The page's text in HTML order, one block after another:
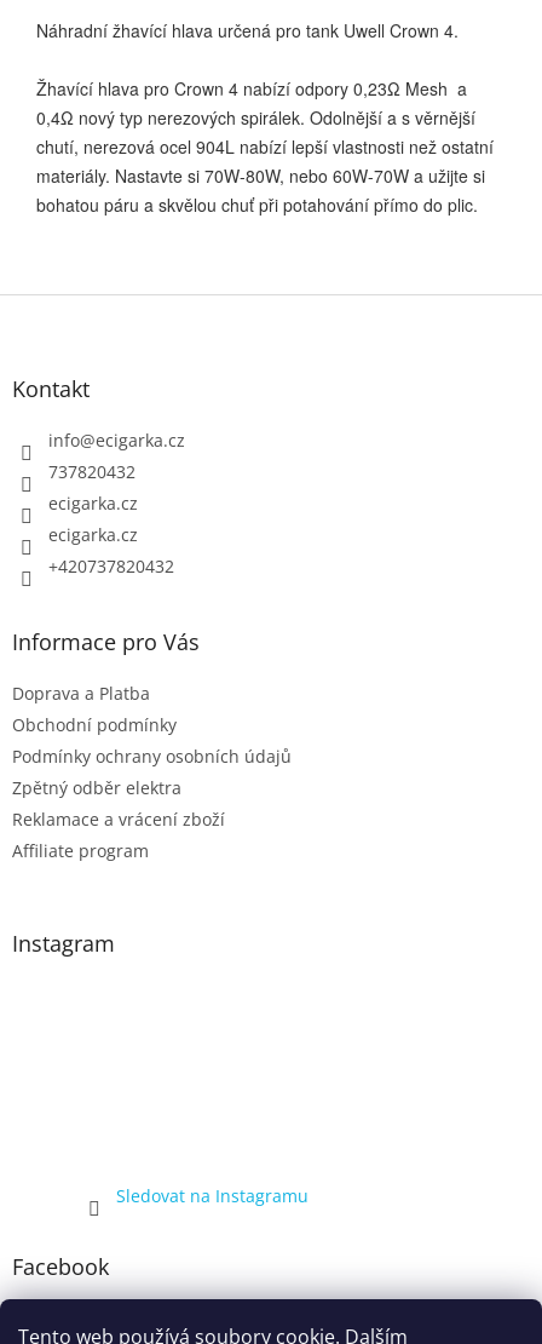
Tento web používá soubory cookie. Dalším
Náhradní žhavící hlava určená pro tank Uwell Crown 4.
Žhavící hlava pro Crown 4 nabízí odpory 0,23Ω Mesh a
0,4Ω nový typ nerezových spirálek. Odolnější a s věrnější
chutí, nerezová ocel 904L nabízí lepší vlastnosti než ostatní
materiály. Nastavte si 70W-80W, nebo 60W-70W a užijte si
bohatou páru a skvělou chuť při potahování přímo do plic.
Kontakt
info@ecigarka.cz
737820432
ecigarka.cz
ecigarka.cz
+420737820432
Informace pro Vás
Doprava a Platba
Obchodní podmínky
Podmínky ochrany osobních údajů
Zpětný odběr elektra
Reklamace a vrácení zboží
Affiliate program
Instagram
Sledovat na Instagramu
Facebook